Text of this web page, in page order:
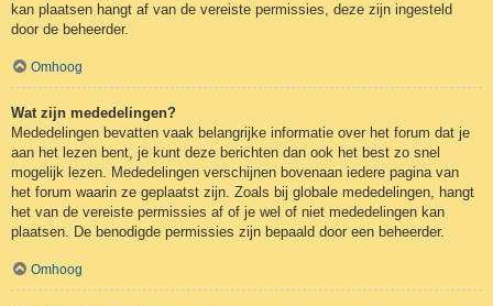
kan plaatsen hangt af van de vereiste permissies, deze zijn ingesteld
door de beheerder.
Omhoog
Wat zijn mededelingen?
Mededelingen bevatten vaak belangrijke informatie over het forum dat je
aan het lezen bent, je kunt deze berichten dan ook het best zo snel
mogelijk lezen. Mededelingen verschijnen bovenaan iedere pagina van
het forum waarin ze geplaatst zijn. Zoals bij globale mededelingen, hangt
het van de vereiste permissies af of je wel of niet mededelingen kan
plaatsen. De benodigde permissies zijn bepaald door een beheerder.
Omhoog